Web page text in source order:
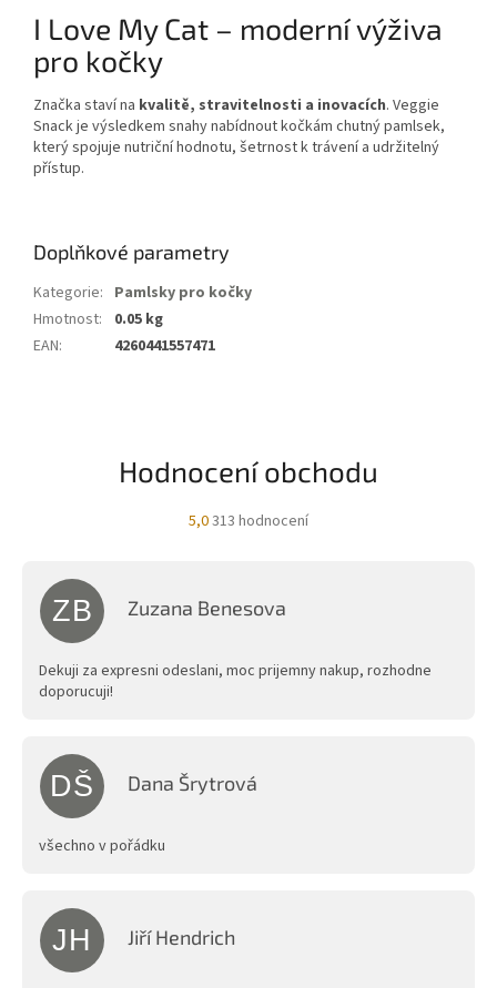
I Love My Cat – moderní výživa
pro kočky
Značka staví na kvalitě, stravitelnosti a inovacích. Veggie
Snack je výsledkem snahy nabídnout kočkám chutný pamlsek,
který spojuje nutriční hodnotu, šetrnost k trávení a udržitelný
přístup.
Doplňkové parametry
Kategorie: Pamlsky pro kočky
Hmotnost:
0.05 kg
EAN: 4260441557471
Hodnocení obchodu
5,0Průměrné
5,0
hvězdiček.
313 hodnocení
ZB Zuzana Benesova
Dekuji za expresni odeslani, moc prijemny nakup, rozhodne
doporucuji!
DŠ Dana Šrytrová
všechno v pořádku
JH Jiří Hendrich